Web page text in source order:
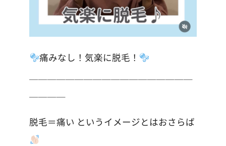
痛みなし！気楽に脱毛！
脱毛＝痛い というイメージとはおさらば